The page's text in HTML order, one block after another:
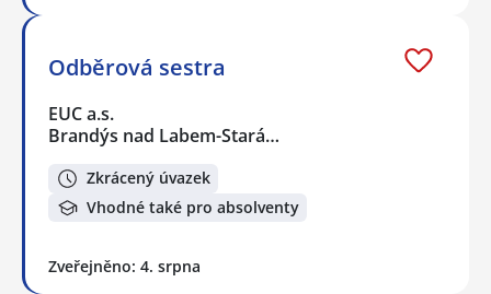
Odběrová sestra
EUC a.s.
Brandýs nad Labem-Stará…
Zkrácený úvazek
Vhodné také pro absolventy
Zveřejněno: 4. srpna